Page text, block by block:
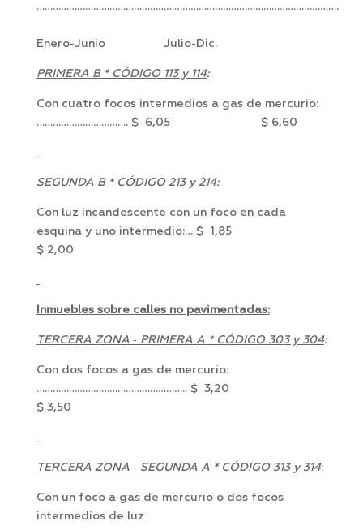
………………………………………………………………………………………………….
Enero-Junio Julio-Dic.
PRIMERA B * CÓDIGO 113 y 114:
Con cuatro focos intermedios a gas de mercurio:
……………………………. $ 6,05 $ 6,60
SEGUNDA B * CÓDIGO 213 y 214:
Con luz incandescente con un foco en cada
esquina y uno intermedio:… $ 1,85
$ 2,00
Inmuebles sobre calles no pavimentadas:
TERCERA ZONA ‑ PRIMERA A * CÓDIGO 303 y 304:
Con dos focos a gas de mercurio:
……………………………………………….. $ 3,20
$ 3,50
TERCERA ZONA ‑ SEGUNDA A * CÓDIGO 313 y 314:
Con un foco a gas de mercurio o dos focos
intermedios de luz